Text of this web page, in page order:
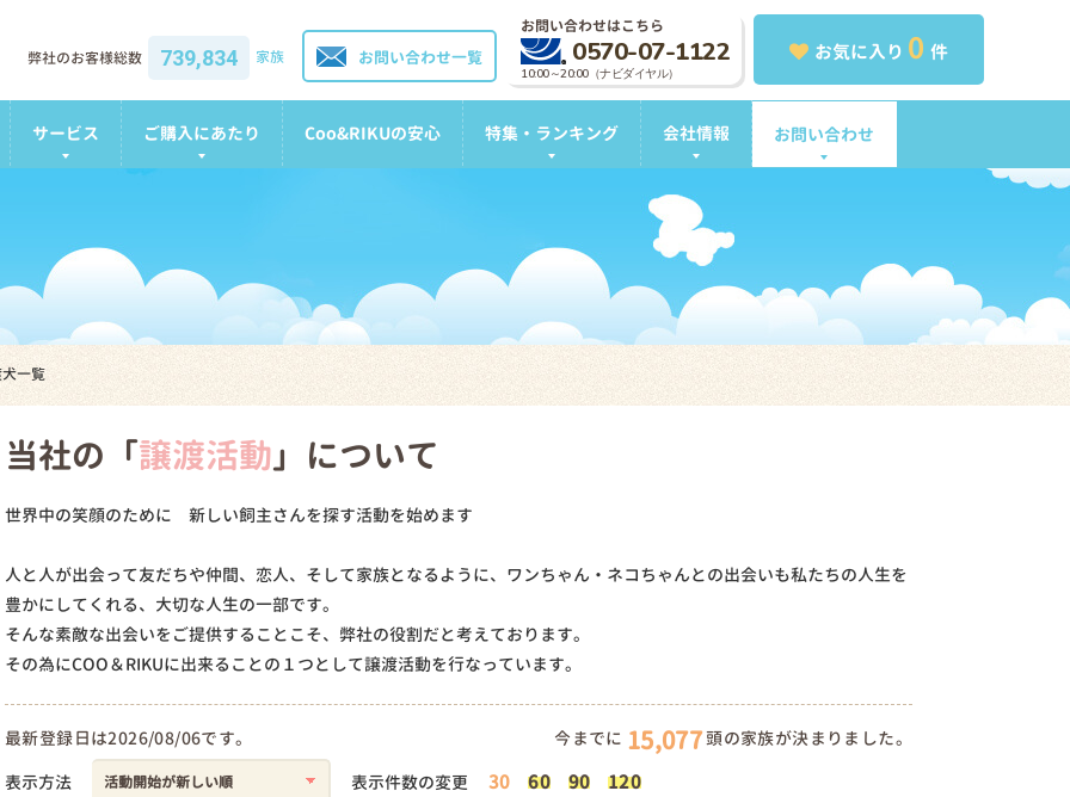
お気に入り 0 件
お問い合わせはこちら
0570-07-1122
10:00～20:00（ナビダイヤル）
お問い合わせ一覧
弊社のお客様総数 739,834 家族
サービス ご購入にあたり Coo&RIKUの安心 特集・ランキング 会社情報 お問い合わせ
一覧
当社の「譲渡活動」について
世界中の笑顔のために 新しい飼主さんを探す活動を始めます
人と人が出会って友だちや仲間、恋人、そして家族となるように、ワンちゃん・ネコちゃんとの出会いも私たちの人生を
豊かにしてくれる、大切な人生の一部です。
そんな素敵な出会いをご提供することこそ、弊社の役割だと考えております。
その為にCOO＆RIKUに出来ることの１つとして譲渡活動を行なっています。
今までに 15,077頭の家族が決まりました。
最新登録日は2026/08/06です。
表示方法
表示件数の変更 30 60 90 120